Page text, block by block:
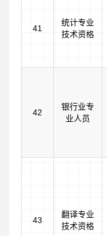
41
统计专业
技术资格
42
银行业专
业人员
43
翻译专业
技术资格